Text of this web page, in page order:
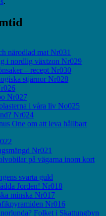
närodlad mat Nr031
i nordlig växtzon Nr029
– recept Nr030
stjärnor Nr028
Nr027
i våra liv No025
Nr024
One om att leva hållbart
Nr021
på vägarna inom kort
svarta guld
Jorden! Nr018
minska Nr017
Nr016
Folket i Skattungbyn